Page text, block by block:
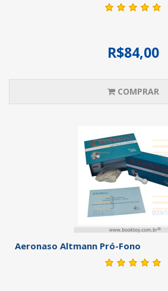
R$84,00
COMPRAR
Aeronaso Altmann Pró-Fono